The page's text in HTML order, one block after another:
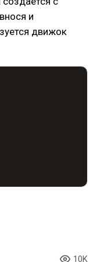
и
движок
10K